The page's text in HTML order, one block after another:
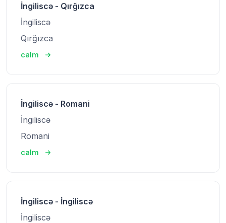
İngiliscə - Qırğızca
İngiliscə
Qırğızca
calm
İngiliscə - Romani
İngiliscə
Romani
calm
İngiliscə - İngiliscə
İngiliscə